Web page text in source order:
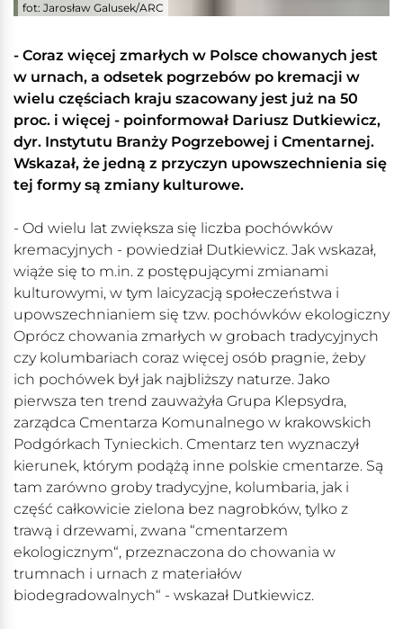
fot: Jarosław Galusek/ARC
- Coraz więcej zmarłych w Polsce chowanych jest
w urnach, a odsetek pogrzebów po kremacji w
wielu częściach kraju szacowany jest już na 50
proc. i więcej - poinformował Dariusz Dutkiewicz,
dyr. Instytutu Branży Pogrzebowej i Cmentarnej.
Wskazał, że jedną z przyczyn upowszechnienia się
tej formy są zmiany kulturowe.
- Od wielu lat zwiększa się liczba pochówków
kremacyjnych - powiedział Dutkiewicz. Jak wskazał,
wiąże się to m.in. z postępującymi zmianami
kulturowymi, w tym laicyzacją społeczeństwa i
upowszechnianiem się tzw. pochówków ekologiczny
Oprócz chowania zmarłych w grobach tradycyjnych
czy kolumbariach coraz więcej osób pragnie, żeby
ich pochówek był jak najbliższy naturze. Jako
pierwsza ten trend zauważyła Grupa Klepsydra,
zarządca Cmentarza Komunalnego w krakowskich
Podgórkach Tynieckich. Cmentarz ten wyznaczył
kierunek, którym podążą inne polskie cmentarze. Są
tam zarówno groby tradycyjne, kolumbaria, jak i
część całkowicie zielona bez nagrobków, tylko z
trawą i drzewami, zwana “cmentarzem
ekologicznym“, przeznaczona do chowania w
trumnach i urnach z materiałów
biodegradowalnych“ - wskazał Dutkiewicz.